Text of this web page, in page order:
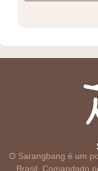
O Sarangbang é um
Brasil. Comandado